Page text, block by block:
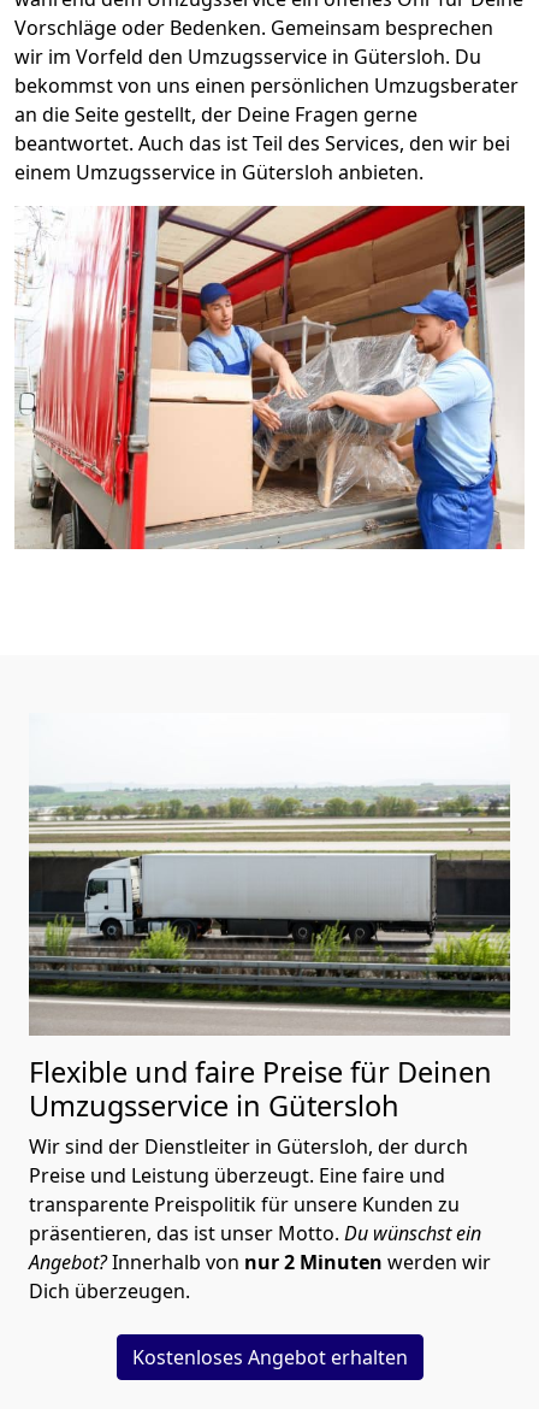
Vorschläge oder Bedenken. Gemeinsam besprechen
wir im Vorfeld den Umzugsservice in Gütersloh. Du
bekommst von uns einen persönlichen Umzugsberater
an die Seite gestellt, der Deine Fragen gerne
beantwortet. Auch das ist Teil des Services, den wir bei
einem Umzugsservice in Gütersloh anbieten.
Flexible und faire Preise für Deinen
Umzugsservice in Gütersloh
Wir sind der Dienstleiter in Gütersloh, der durch
Preise und Leistung überzeugt. Eine faire und
transparente Preispolitik für unsere Kunden zu
präsentieren, das ist unser Motto. Du wünschst ein
Angebot?Innerhalb von nur 2 Minuten werden wir
Dich überzeugen.
Kostenloses Angebot erhalten